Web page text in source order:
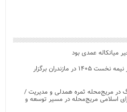
رویدادهای شاخص هنری در نیمه نخست ۱۴۰۵ در مازندران برگزار
در مریج‌محله ثمره همدلی و مدیریت /
اسلامی مریج‌محله در مسیر توسعه و